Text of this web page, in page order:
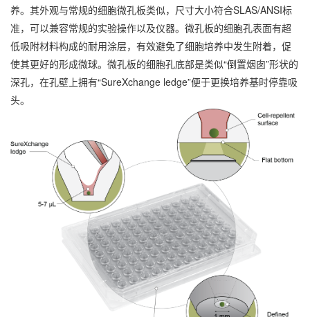
养。其外观与常规的细胞微孔板类似，尺寸大小符合SLAS/ANSI标
准，可以兼容常规的实验操作以及仪器。微孔板的细胞孔表面有超
低吸附材料构成的耐用涂层，有效避免了细胞培养中发生附着，促
使其更好的形成微球。微孔板的细胞孔底部是类似“倒置烟囱”形状的
深孔，在孔壁上拥有“SureXchange ledge”便于更换培养基时停靠吸
头。